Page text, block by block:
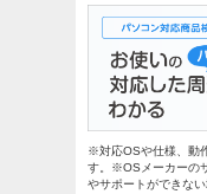
※対応OSや仕様、動
す。※OSメーカーの
やサポートができない